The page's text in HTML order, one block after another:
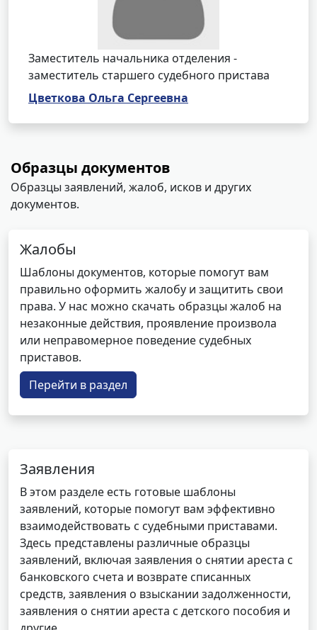
Заместитель начальника отделения -
заместитель старшего судебного пристава
Цветкова Ольга Сергеевна
Образцы документов
Образцы заявлений, жалоб, исков и других
документов.
Жалобы
Шаблоны документов, которые помогут вам
правильно оформить жалобу и защитить свои
права. У нас можно скачать образцы жалоб на
незаконные действия, проявление произвола
или неправомерное поведение судебных
приставов.
Перейти в раздел
Заявления
В этом разделе есть готовые шаблоны
заявлений, которые помогут вам эффективно
взаимодействовать с судебными приставами.
Здесь представлены различные образцы
заявлений, включая заявления о снятии ареста с
банковского счета и возврате списанных
средств, заявления о взыскании задолженности,
заявления о снятии ареста с детского пособия и